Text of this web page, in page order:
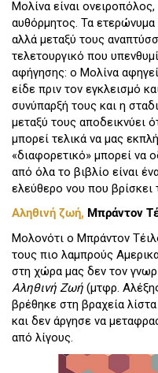
Μολίνα είναι
αυθόρμητος. Τα ετερώνυμα
αλλά μεταξύ τους
τελετουργικό που
αφήγησης: ο Μολίνα
είδε πριν τον εγκλεισμό
συνύπαρξή τους και η
μεταξύ τους αποδεικνύει
μπορεί τελικά να μας
«διαφορετικό» μπορεί να
από όλα το βιβλίο είναι
ελεύθερο νου που
Αληθινή ζωή, Μπράντον
Μολονότι ο Μπράντον
τους πιο λαμπρούς
στη χώρα μας δεν τον
Αληθινή Ζωή (μτφρ.
βρέθηκε στη βραχεία
και δεν άργησε να
από λίγους.